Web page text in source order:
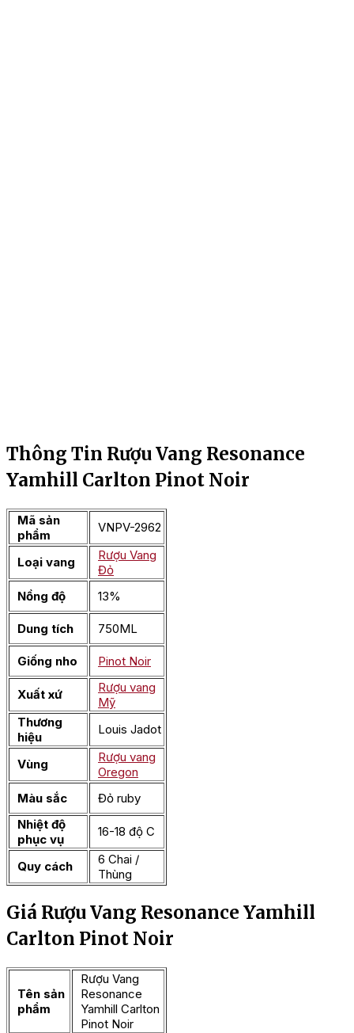
Thông Tin Rượu Vang Resonance
Yamhill Carlton Pinot Noir
Mã sản
phẩm
VNPV-2962
Loại vang
Rượu Vang
Đỏ
Nồng độ
13%
Dung tích 750ML
Giống nho Pinot Noir
Xuất xứ
Rượu vang
Mỹ
Thương
hiệu
Louis Jadot
Vùng
Rượu vang
Oregon
Màu sắc
Đỏ ruby
Nhiệt độ
phục vụ
16-18 độ C
Quy cách
6 Chai /
Thùng
Giá Rượu Vang Resonance Yamhill
Carlton Pinot Noir
Tên sản
phẩm
Rượu Vang
Resonance
Yamhill Carlton
Pinot Noir